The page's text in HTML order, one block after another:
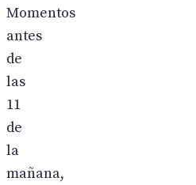
Momentos
antes
de
las
11
de
la
mañana,